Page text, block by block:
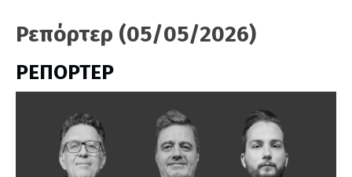
Ρεπόρτερ (05/05/2026)
ΡΕΠΟΡΤΕΡ